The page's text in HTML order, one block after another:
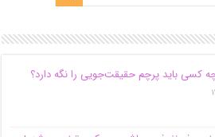
کسی باید پرچم حقیقت‌جویی را نگه دارد؟